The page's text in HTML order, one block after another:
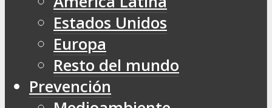
Estados Unidos
Europa
Resto del mundo
Prevención